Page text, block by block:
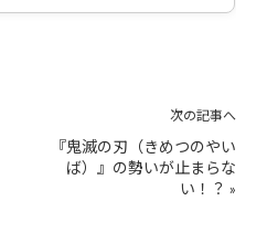
次の記事へ
『鬼滅の刃（きめつのやい
ば）』の勢いが止まらな
い！？ »